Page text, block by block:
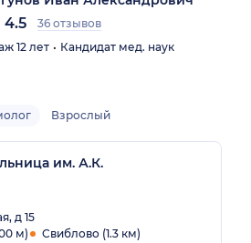
4.5
36 отзывов
12 лет
Кандидат мед. наук
Взрослый
им. А.К.
д 15
м)
Свиблово (1.3 км)